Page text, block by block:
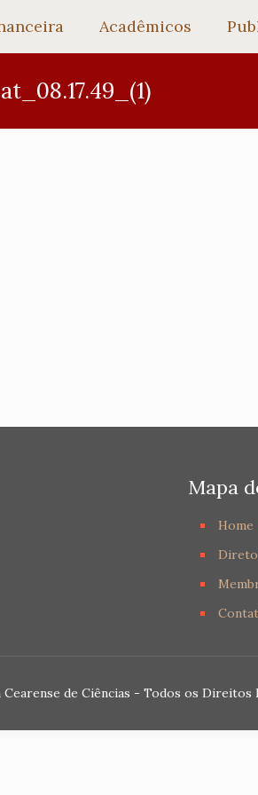
Acadêmicos
Mapa
Home
Cearense de Ciências - Todos os